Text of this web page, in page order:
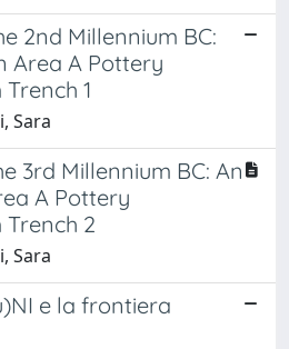
2nd Millennium BC:
Area A Pottery
1
Sara
3rd Millennium BC: An
A Pottery
2
Sara
e la frontiera